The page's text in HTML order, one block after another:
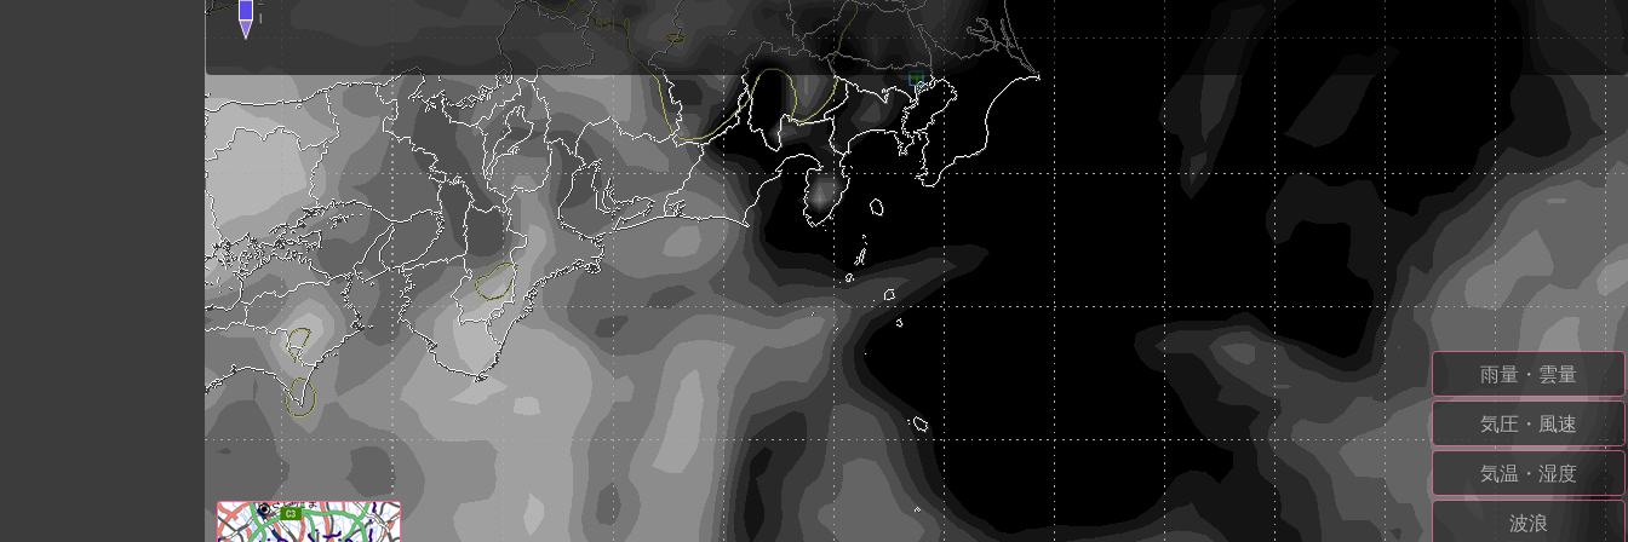
雨量・雲量
気圧・風速
気温・湿度
波浪